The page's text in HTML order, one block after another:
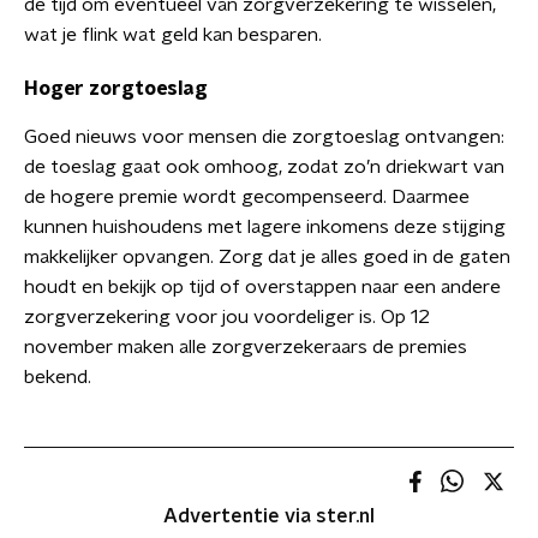
de tijd om eventueel van zorgverzekering te wisselen,
wat je flink wat geld kan besparen.
Hoger zorgtoeslag
Goed nieuws voor mensen die zorgtoeslag ontvangen:
de toeslag gaat ook omhoog, zodat zo’n driekwart van
de hogere premie wordt gecompenseerd. Daarmee
kunnen huishoudens met lagere inkomens deze stijging
makkelijker opvangen. Zorg dat je alles goed in de gaten
houdt en bekijk op tijd of overstappen naar een andere
zorgverzekering voor jou voordeliger is. Op 12
november maken alle zorgverzekeraars de premies
bekend.
Advertentie via ster.nl